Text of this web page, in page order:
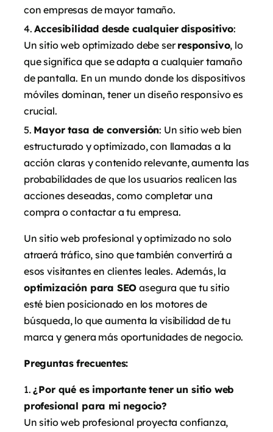
con empresas de mayor tamaño.
Accesibilidad desde cualquier dispositivo:
Un sitio web optimizado debe serresponsivo, lo
que significa que se adapta a cualquier tamaño
de pantalla. En un mundo donde los dispositivos
móviles dominan, tener un diseño responsivo es
crucial.
Mayor tasa de conversión: Un sitio web bien
estructurado y optimizado, con llamadas a la
acción claras y contenido relevante, aumenta las
probabilidades de que los usuarios realicen las
acciones deseadas, como completar una
compra o contactar a tu empresa.
Un sitio web profesional y optimizado no solo
atraerá tráfico, sino que también convertirá a
esos visitantes en clientes leales. Además, la
optimización para SEO asegura que tu sitio
esté bien posicionado en los motores de
búsqueda, lo que aumenta la visibilidad de tu
marca y genera más oportunidades de negocio.
Preguntas frecuentes:
¿Por qué es importante tener un sitio web
profesional para mi negocio?
Un sitio web profesional proyecta confianza,